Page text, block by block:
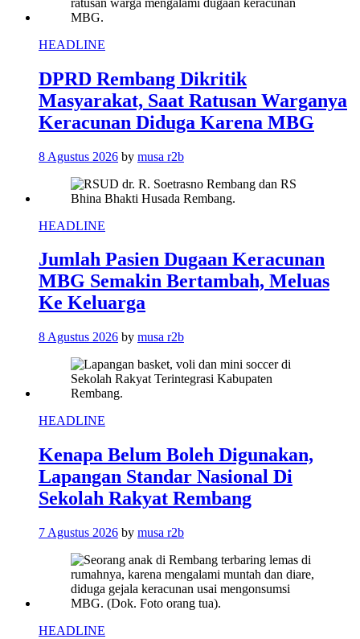
HEADLINE
DPRD Rembang Dikritik
Masyarakat, Saat Ratusan Warganya
Keracunan Diduga Karena MBG
8 Agustus 2026 by musa r2b
HEADLINE
Jumlah Pasien Dugaan Keracunan
MBG Semakin Bertambah, Meluas
Ke Keluarga
8 Agustus 2026 by musa r2b
HEADLINE
Kenapa Belum Boleh Digunakan,
Lapangan Standar Nasional Di
Sekolah Rakyat Rembang
7 Agustus 2026 by musa r2b
HEADLINE